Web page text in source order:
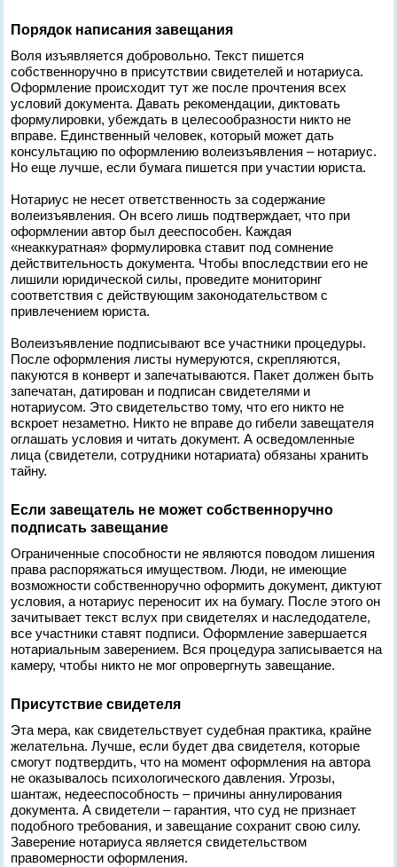
Порядок написания завещания
Воля изъявляется добровольно. Текст пишется
собственноручно в присутствии свидетелей и нотариуса.
Оформление происходит тут же после прочтения всех
условий документа. Давать рекомендации, диктовать
формулировки, убеждать в целесообразности никто не
вправе. Единственный человек, который может дать
консультацию по оформлению волеизъявления – нотариус.
Но еще лучше, если бумага пишется при участии юриста.
Нотариус не несет ответственность за содержание
волеизъявления. Он всего лишь подтверждает, что при
оформлении автор был дееспособен. Каждая
«неаккуратная» формулировка ставит под сомнение
действительность документа. Чтобы впоследствии его не
лишили юридической силы, проведите мониторинг
соответствия с действующим законодательством с
привлечением юриста.
Волеизъявление подписывают все участники процедуры.
После оформления листы нумеруются, скрепляются,
пакуются в конверт и запечатываются. Пакет должен быть
запечатан, датирован и подписан свидетелями и
нотариусом. Это свидетельство тому, что его никто не
вскроет незаметно. Никто не вправе до гибели завещателя
оглашать условия и читать документ. А осведомленные
лица (свидетели, сотрудники нотариата) обязаны хранить
тайну.
Если завещатель не может собственноручно
подписать завещание
Ограниченные способности не являются поводом лишения
права распоряжаться имуществом. Люди, не имеющие
возможности собственноручно оформить документ, диктуют
условия, а нотариус переносит их на бумагу. После этого он
зачитывает текст вслух при свидетелях и наследодателе,
все участники ставят подписи. Оформление завершается
нотариальным заверением. Вся процедура записывается на
камеру, чтобы никто не мог опровергнуть завещание.
Присутствие свидетеля
Эта мера, как свидетельствует судебная практика, крайне
желательна. Лучше, если будет два свидетеля, которые
смогут подтвердить, что на момент оформления на автора
не оказывалось психологического давления. Угрозы,
шантаж, недееспособность – причины аннулирования
документа. А свидетели – гарантия, что суд не признает
подобного требования, и завещание сохранит свою силу.
Заверение нотариуса является свидетельством
правомерности оформления.